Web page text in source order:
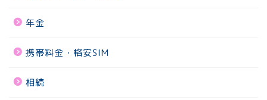
年金
携帯料金・格安SIM
相続